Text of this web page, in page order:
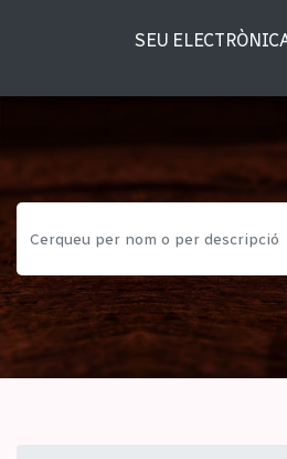
SEU